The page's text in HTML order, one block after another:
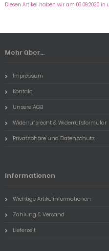
Diesen Artikel haben wir am 03.09.2020
Mehr über...
Impressum
Kontakt
Unsere AGB
Widerrufsrecht & Widerrufsformular
Privatsphäre und Datenschutz
Informationen
Wichtige Artikelinformationen
Zahlung & Versand
Lieferzeit